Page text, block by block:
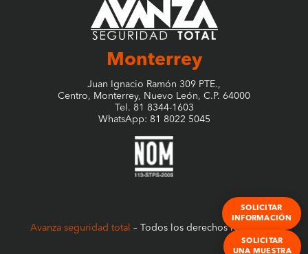
Tipo II; NOM-113-STPS-
2009
Monterrey
Juan Ignacio Ramón 309 PTE.,
Centro, Monterrey, Nuevo León, C.P. 64000
Tel. 81 8344-1603
WhatsApp: 81 8022 5045
Avanza seguridad total – Todos los derechos reservados
SOLICITAR
INFORMACIÓN
SOLICITAR
UNA MUESTRA